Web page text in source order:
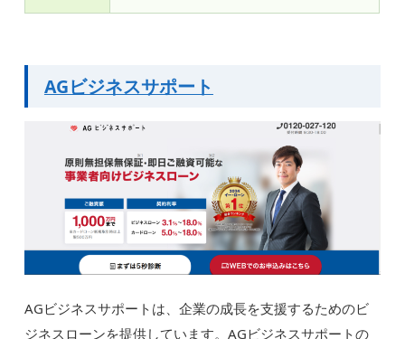
AGビジネスサポート
AGビジネスサポートは、企業の成長を支援するためのビ
ジネスローンを提供しています。AGビジネスサポートの